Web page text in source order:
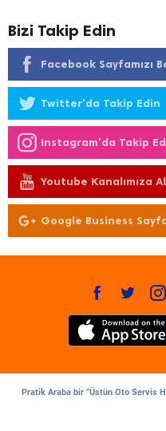
Bizi Takip Edin
Facebook Sayfamızı
Twitter'da Takip Edin
Instagram'da Takip
Youtube Kanalımıza
Google Business
Pratik Araba bir "Üstün Oto Servis